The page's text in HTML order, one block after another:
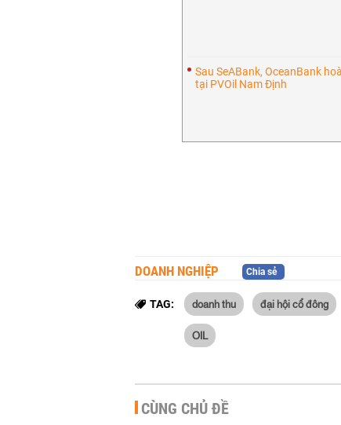
Sau SeABank, OceanBank
tại PVOil Nam Định
DOANH NGHIỆP Chia sẻ
TAG: doanh thu đại hội cổ đông
OIL
CÙNG CHỦ ĐỀ